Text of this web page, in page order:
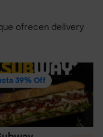
ofrecen delivery
39% Off